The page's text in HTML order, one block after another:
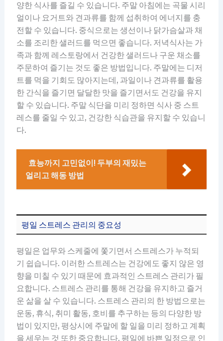
양한 식사를 즐길 수 있습니다. 주말 아침에는 곡물 시리
얼이나 요거트와 견과류를 함께 섭취하여 에너지를 충
전할 수 있습니다. 중식으로는 생선이나 닭가슴살과 채
소를 조리한 샐러드를 먹으면 좋습니다. 저녁식사는 가
족과 함께 레스토랑에서 건강한 샐러드나 구운 채소를
주문하여 즐기는 것도 좋은 방법입니다. 주말에는 디저
트를 먹을 기회도 많아지는데, 과일이나 견과류를 활용
한 간식을 즐기면 달달한 맛을 즐기면서도 건강을 유지
할 수 있습니다. 주말 식단을 미리 정하면 식사 중 스트
레스를 줄일 수 있고, 건강한 식습관을 유지할 수 있습니
다.
효능까지 고민없이! 두부의 재밌는
얼리고 해동 방법
평일 스트레스 관리의 중요성
평일은 업무와 스케줄에 쫓기면서 스트레스가 누적되
기 쉽습니다. 이러한 스트레스는 건강에도 좋지 않은 영
향을 미칠 수 있기 때문에 효과적인 스트레스 관리가 필
요합니다. 스트레스 관리를 통해 건강을 유지하고 즐거
운 삶을 살 수 있습니다. 스트레스 관리의 한 방법으로는
운동, 휴식, 취미 활동, 호비를 추구하는 등의 다양한 방
법이 있지만, 평상시에 주말에 할 일을 미리 정하고 계획
을 세우는 것 또한 중요합니다. 평일에 바쁜 일정으로 인